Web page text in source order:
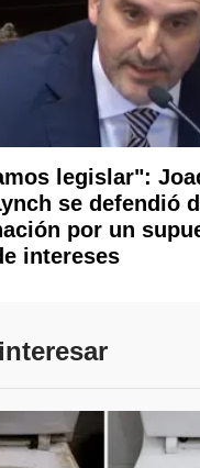
legislar":
se defendió
por un
intereses